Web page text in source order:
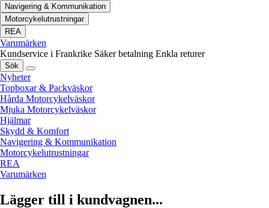
Navigering & Kommunikation
Motorcykelutrustningar
REA
Varumärken
Kundservice i Frankrike Säker betalning Enkla returer
Sök
Nyheter
Topboxar & Packväskor
Hårda Motorcykelväskor
Mjuka Motorcykelväskor
Hjälmar
Skydd & Komfort
Navigering & Kommunikation
Motorcykelutrustningar
REA
Varumärken
Lägger till i kundvagnen...